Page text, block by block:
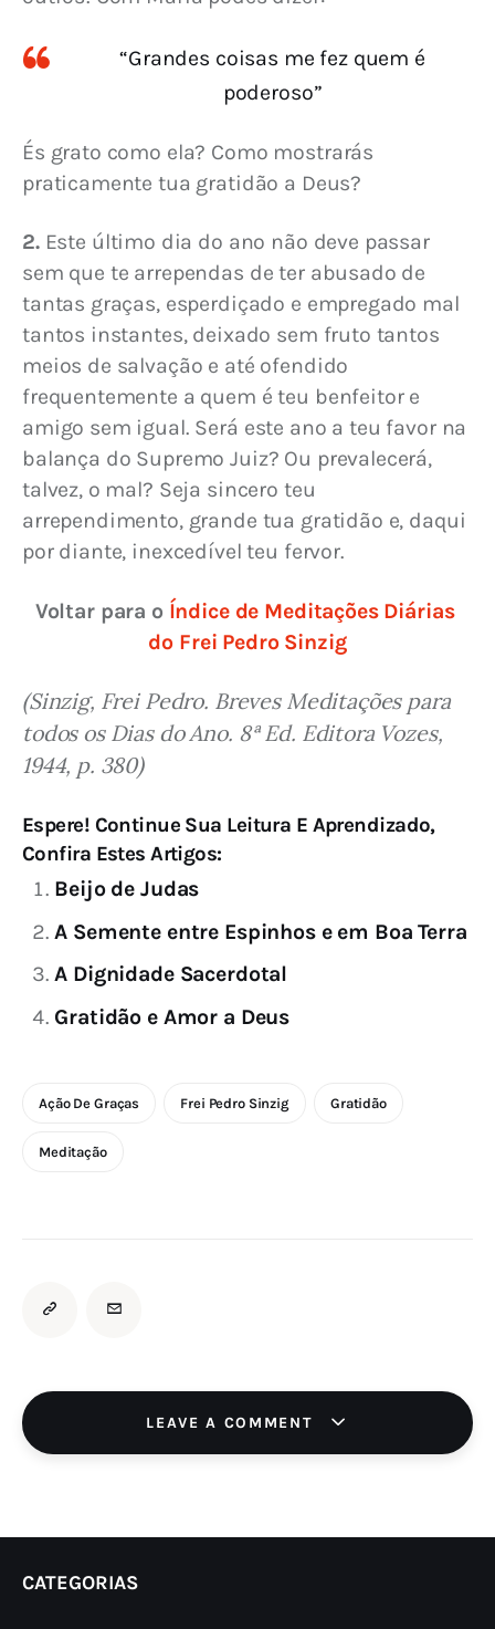
“Grandes coisas me fez quem é
poderoso”
És grato como ela? Como mostrarás
praticamente tua gratidão a Deus?
2. Este último dia do ano não deve passar
sem que te arrependas de ter abusado de
tantas graças, esperdiçado e empregado mal
tantos instantes, deixado sem fruto tantos
meios de salvação e até ofendido
frequentemente a quem é teu benfeitor e
amigo sem igual. Será este ano a teu favor na
balança do Supremo Juiz? Ou prevalecerá,
talvez, o mal? Seja sincero teu
arrependimento, grande tua gratidão e, daqui
por diante, inexcedível teu fervor.
Voltar para o Índice de Meditações Diárias
do Frei Pedro Sinzig
(Sinzig, Frei Pedro. Breves Meditações para
todos os Dias do Ano. 8ª Ed. Editora Vozes,
1944, p. 380)
Espere! Continue Sua Leitura E Aprendizado,
Confira Estes Artigos:
Beijo de Judas
A Semente entre Espinhos e em Boa Terra
A Dignidade Sacerdotal
Gratidão e Amor a Deus
Ação De Graças Frei Pedro Sinzig Gratidão
Meditação
LEAVE A COMMENT
CATEGORIAS